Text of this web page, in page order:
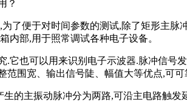
了便于对时间参数的测试,除了矩形主脉
内部,用于照常调试各种电子设备。
也可以用来识别电子示波器.脉冲信号
围宽、输出信号陡、幅值大等优点,可可
的主振动脉冲分为两路,可沿主电路触